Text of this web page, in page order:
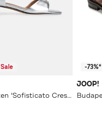
Sale
Sandaletten 'Sofisticato Cresta Pia' silber
-73%*
JOOP!